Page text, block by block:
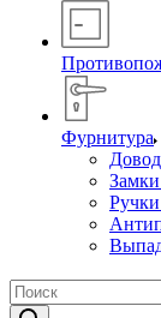
Фурнитура